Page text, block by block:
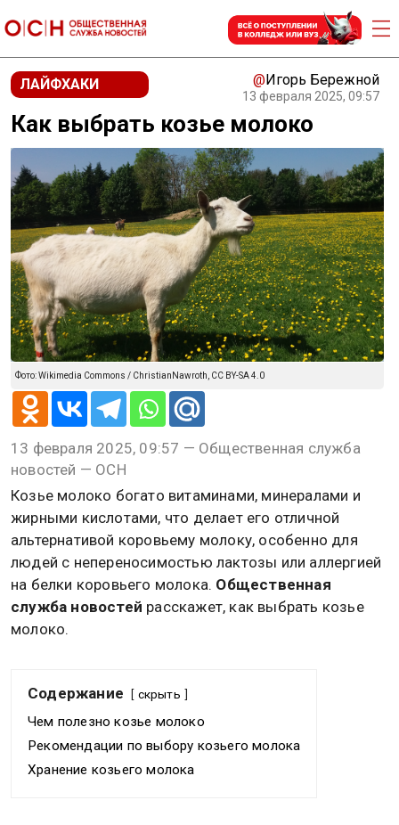
ЛАЙФХАКИ @Игорь Бережной
13 февраля 2025, 09:57
Как выбрать козье молоко
Фото: Wikimedia Commons / ChristianNawroth, CC BY-SA 4.0
13 февраля 2025, 09:57 — Общественная служба
новостей — ОСН
Козье молоко богато витаминами, минералами и
жирными кислотами, что делает его отличной
альтернативой коровьему молоку, особенно для
людей с непереносимостью лактозы или аллергией
на белки коровьего молока. Общественная
служба новостей расскажет, как выбрать козье
молоко.
Содержание скрыть
Чем полезно козье молоко
Рекомендации по выбору козьего молока
Хранение козьего молока